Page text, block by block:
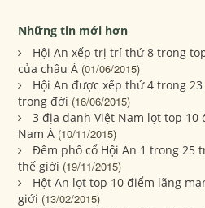
Những tin mới hơn
Hội An xếp trị trí thứ 8 trong
của châu Á (01/06/2015)
Hội An được xếp thứ 4 trong
trong đời (16/06/2015)
3 địa danh Việt Nam lọt top
Nam Á (10/11/2015)
Đêm phố cổ Hội An 1 trong 25
thế giới (19/11/2015)
Hột An lọt top 10 điểm lãng
giới (13/02/2015)